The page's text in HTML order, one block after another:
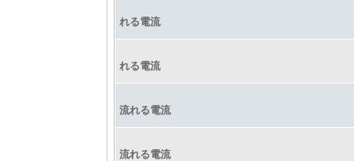
れる電流
れる電流
流れる電流
流れる電流